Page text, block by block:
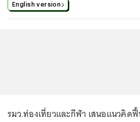
English version
รมว.ท่องเที่ยวและกีฬา เสนอแนวคิด